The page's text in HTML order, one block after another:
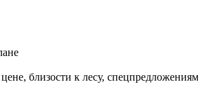
близости к лесу, спецпредложениям